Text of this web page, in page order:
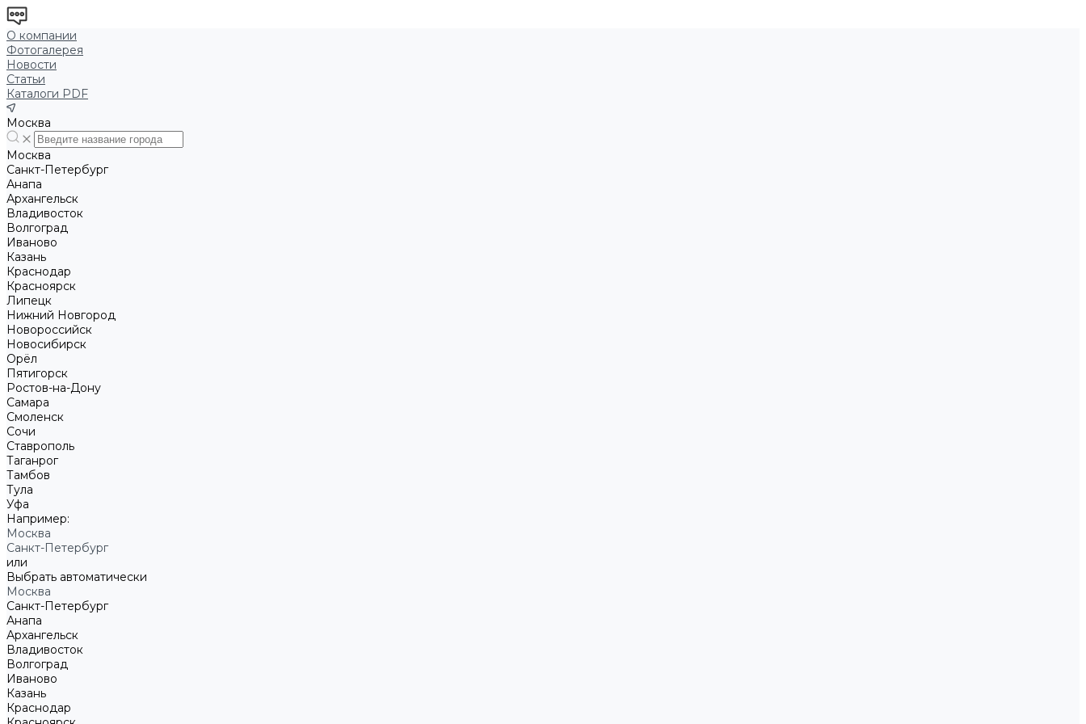
О компании
Фотогалерея
Новости
Статьи
Каталоги PDF
Москва
Москва
Санкт-Петербург
Анапа
Архангельск
Владивосток
Волгоград
Иваново
Казань
Краснодар
Красноярск
Липецк
Нижний Новгород
Новороссийск
Новосибирск
Орёл
Пятигорск
Ростов-на-Дону
Самара
Смоленск
Сочи
Ставрополь
Таганрог
Тамбов
Тула
Уфа
Например:
Москва
Санкт-Петербург
или
Выбрать автоматически
Москва
Санкт-Петербург
Анапа
Архангельск
Владивосток
Волгоград
Иваново
Казань
Краснодар